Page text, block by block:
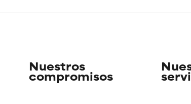
pero con la información científica disponible
pero con la información científica disponible
Nuestros
compromisos